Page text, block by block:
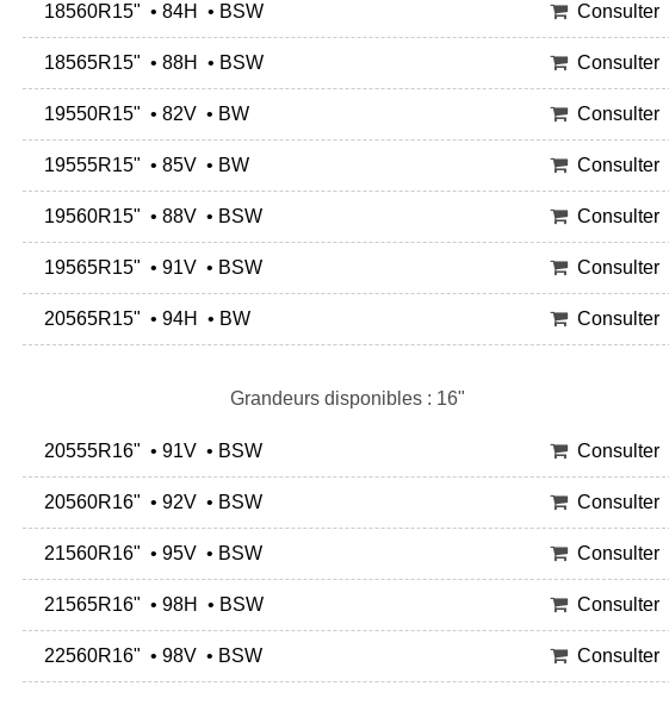
18560R15" • 84H • BSW Consulter
18565R15" • 88H • BSW Consulter
19550R15" • 82V • BW Consulter
19555R15" • 85V • BW Consulter
19560R15" • 88V • BSW Consulter
19565R15" • 91V • BSW Consulter
20565R15" • 94H • BW Consulter
Grandeurs disponibles : 16"
20555R16" • 91V • BSW Consulter
20560R16" • 92V • BSW Consulter
21560R16" • 95V • BSW Consulter
21565R16" • 98H • BSW Consulter
22560R16" • 98V • BSW Consulter